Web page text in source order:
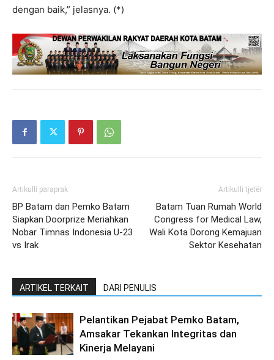
dengan baik,” jelasnya. (*)
Artikulli paraprak
BP Batam dan Pemko Batam
Siapkan Doorprize Meriahkan
Nobar Timnas Indonesia U-23
vs Irak
Artikulli tjetër
Batam Tuan Rumah World
Congress for Medical Law,
Wali Kota Dorong Kemajuan
Sektor Kesehatan
ARTIKEL TERKAIT DARI PENULIS
Pelantikan Pejabat Pemko Batam,
Amsakar Tekankan Integritas dan
Kinerja Melayani